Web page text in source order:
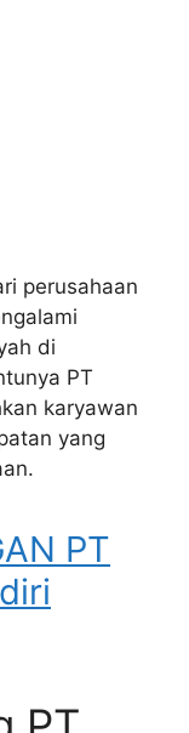
perusahaan
di
PT
karyawan
yang
PT